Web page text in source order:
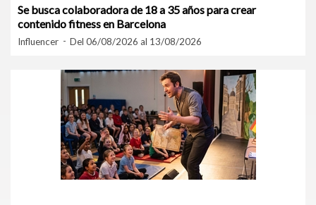
Se busca colaboradora de 18 a 35 años para crear
contenido fitness en Barcelona
Influencer Del 06/08/2026 al 13/08/2026